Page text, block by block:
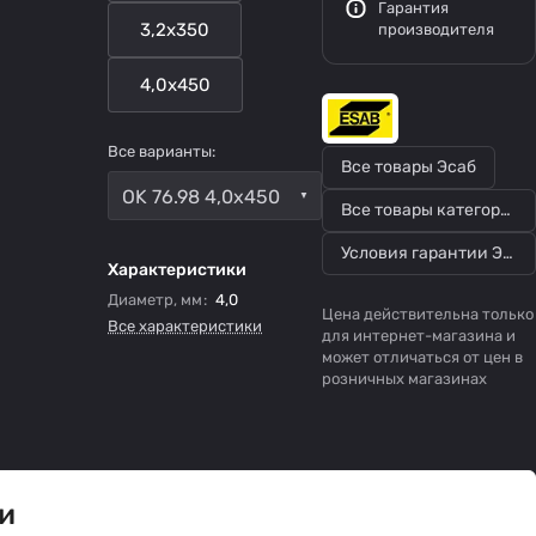
3,2x350
4,0x450
Все варианты:
OK 76.98 4,0x450
Характеристики
Диаметр, мм : 4,0
Все характеристики
Гарантия
производителя
Все товары Эсаб
Все товары категории
Условия гарантии Эсаб
Цена действительна только
для интернет-магазина и
может отличаться от цен в
розничных магазинах